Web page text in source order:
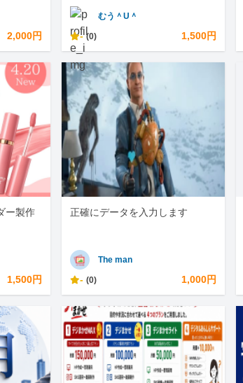
2,000円
むう＾U＾
- (0) 1,500円
ー製作
1,500円
正確にデータを入力します
The man
- (0) 1,000円